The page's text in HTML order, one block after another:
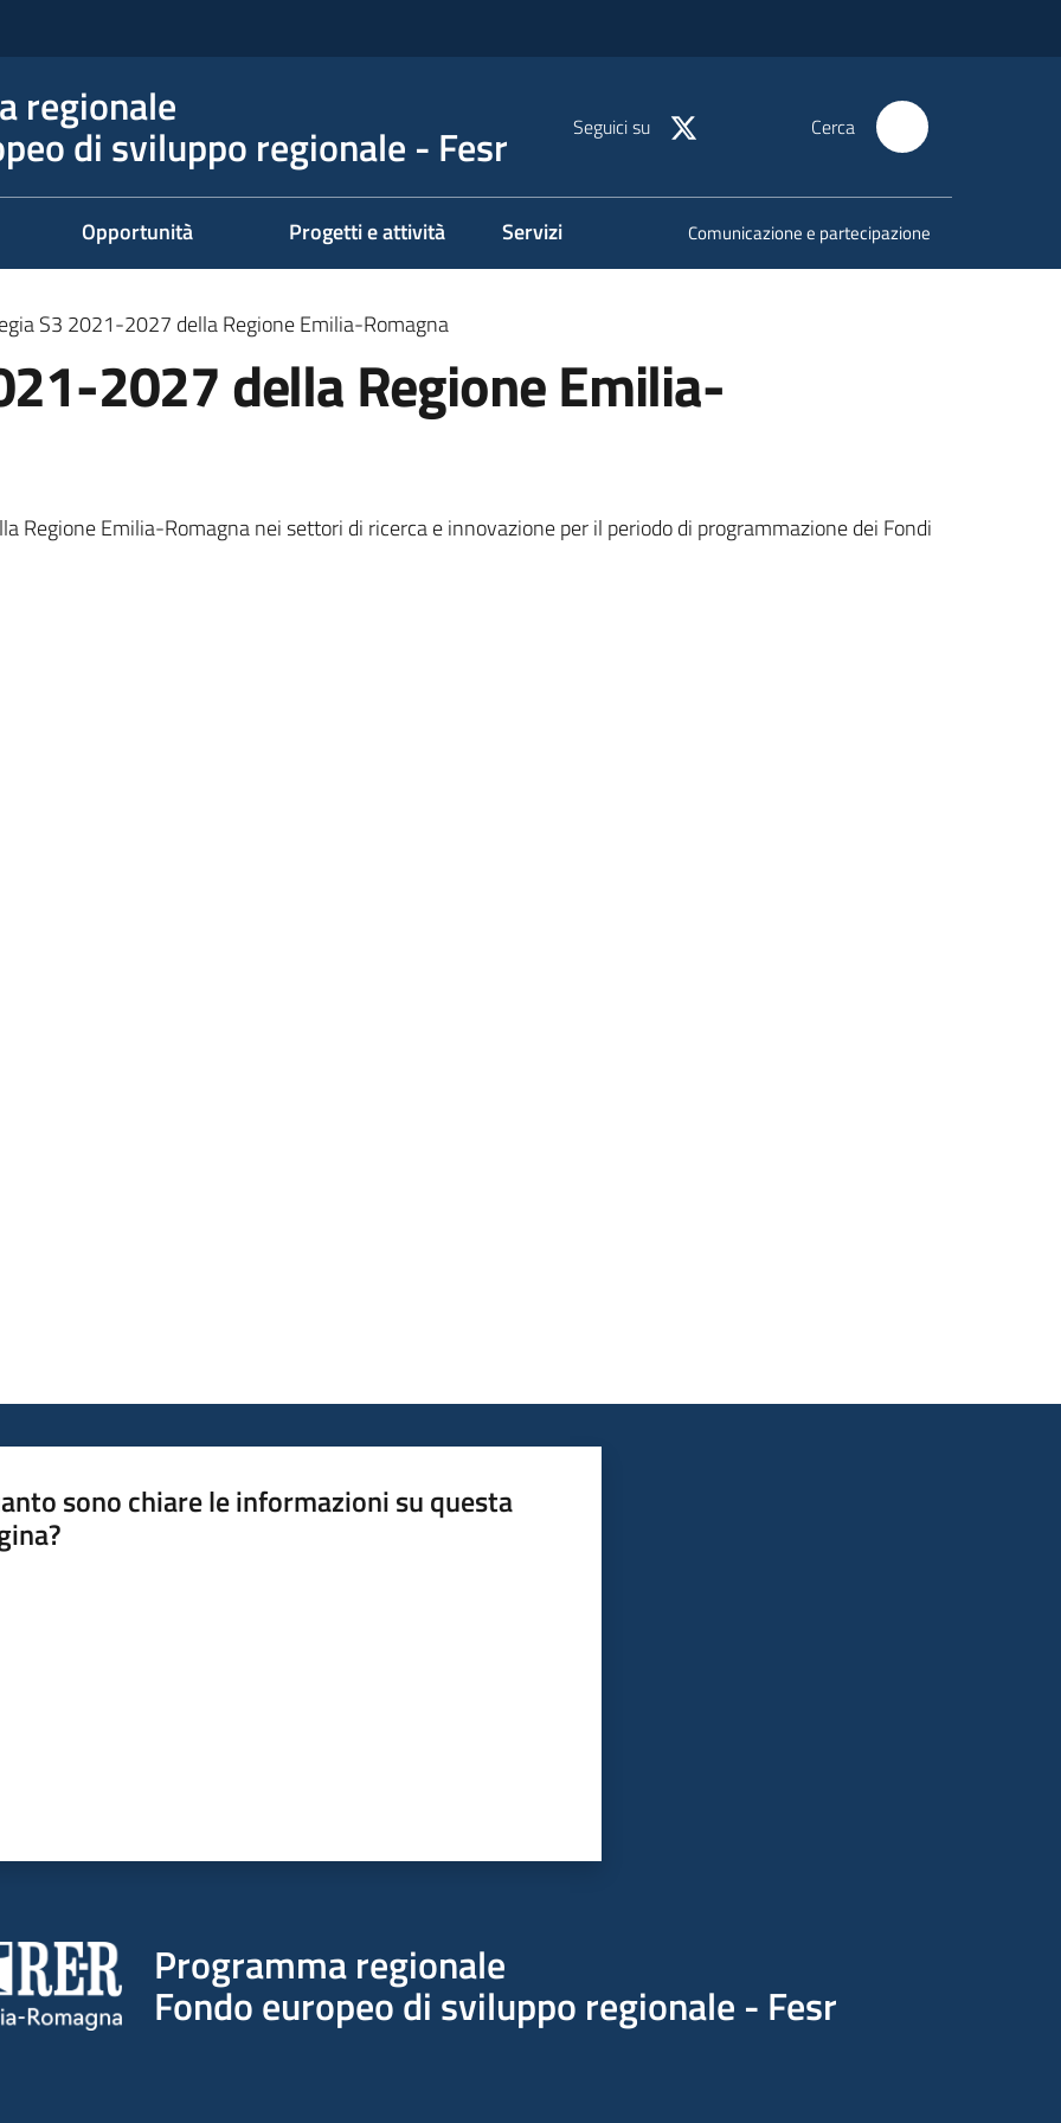
regionale
di sviluppo regionale - Fesr Seguici su Cerca
Opportunità Progetti e attività Servizi Comunicazione e partecipazione
S3 2021-2027 della Regione Emilia-Romagna
2027 della Regione Emilia-
Regione Emilia-Romagna nei settori di ricerca e innovazione per il periodo di programmazione dei Fondi
sono chiare le informazioni su questa
Programma regionale
Fondo europeo di sviluppo regionale - Fesr